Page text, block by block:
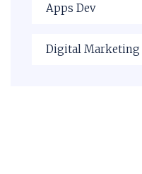
Apps Dev
Digital Marketing